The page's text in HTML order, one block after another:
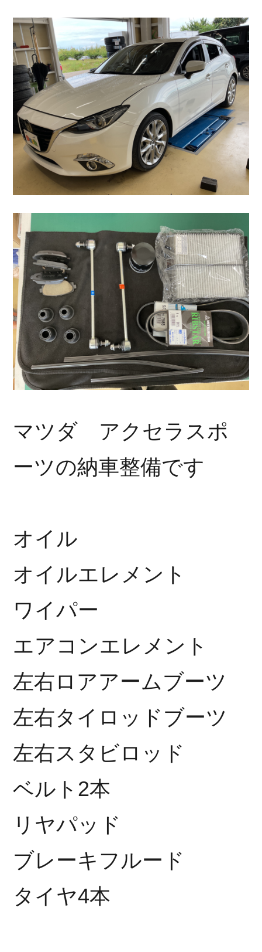
マツダ アクセラスポ
ーツの納車整備です
オイル
オイルエレメント
ワイパー
エアコンエレメント
左右ロアアームブーツ
左右タイロッドブーツ
左右スタビロッド
ベルト2本
リヤパッド
ブレーキフルード
タイヤ4本